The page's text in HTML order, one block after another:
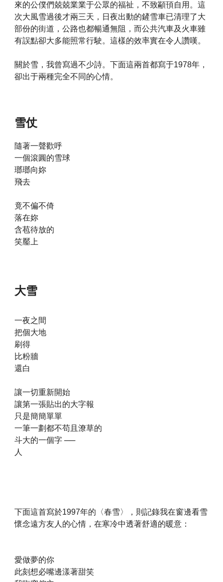
來的公僕們兢兢業業于公眾的福祉，不致顢頇自用。這
次大風雪過後才兩三天，日夜出動的鏟雪車已清理了大
部份的街道，公路也都暢通無阻，而公共汽車及火車雖
有誤點卻大多能照常行駛。這樣的效率實在令人讚嘆。
關於雪，我曾寫過不少詩。下面這兩首都寫于1978年，
卻出于兩種完全不同的心情。
雪仗
隨著一聲歡呼
一個滾圓的雪球
瑯瑯向妳
飛去
竟不偏不倚
落在妳
含苞待放的
笑靨上
大雪
一夜之間
把個大地
刷得
比粉牆
還白
讓一切重新開始
讓第一張貼出的大字報
只是簡簡單單
一筆一劃都不苟且潦草的
斗大的一個字 ──
人
下面這首寫於1997年的〈春雪〉，則記錄我在窗邊看雪
懷念遠方友人的心情，在寒冷中透著舒適的暖意：
愛做夢的你
此刻想必嘴邊漾著甜笑